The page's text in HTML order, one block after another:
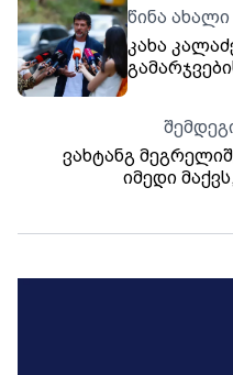
წინა ახალი
კახა
ცალ-
ვახტანგ
იმედი